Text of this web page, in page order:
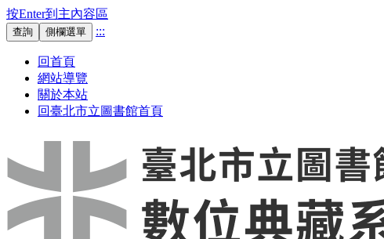
按Enter到主內容區
查詢 側欄選單 :::
回首頁
網站導覽
關於本站
回臺北市立圖書館首頁